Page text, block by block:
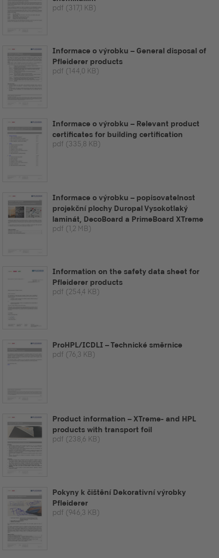
pdf (317,1 KB)
Informace o výrobku – General disposal of
Pfleiderer products
pdf (144,0 KB)
Informace o výrobku – Relevant product
certificates for building certification
pdf (335,8 KB)
Informace o výrobku – popisovatelnost
projekční plochy Duropal Vysokotlaký
laminát, DecoBoard a PrimeBoard XTreme
pdf (1,2 MB)
Information on the safety data sheet for
Pfleiderer products
pdf (254,4 KB)
ProHPL/ICDLI – Technické směrnice
pdf (76,3 KB)
Product information – XTreme- and HPL
products with transport foil
pdf (238,6 KB)
Pokyny k čištêní Dekorativní výrobky
Pfleiderer
pdf (946,3 KB)